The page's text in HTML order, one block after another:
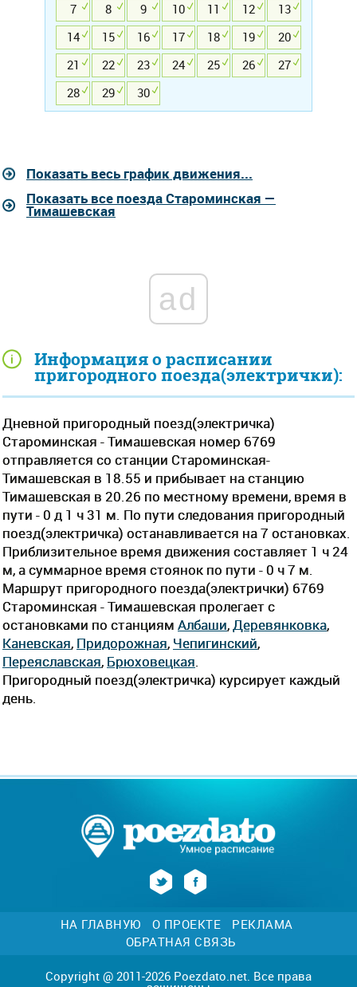
Информация о расписании
пригородного поезда(электрички):
Дневной пригородный поезд(электричка)
Староминская - Тимашевская номер 6769
отправляется со станции Староминская-
Тимашевская в 18.55 и прибывает на станцию
Тимашевская в 20.26 по местному времени, время в
пути - 0 д 1 ч 31 м. По пути следования пригородный
поезд(электричка) останавливается на 7 остановках.
Приблизительное время движения составляет 1 ч 24
м, а суммарное время стоянок по пути - 0 ч 7 м.
Маршрут пригородного поезда(электрички) 6769
Староминская - Тимашевская пролегает c
остановками по станциям Албаши, Деревянковка,
Каневская, Придорожная, Чепигинский,
Переяславская, Брюховецкая
Пригородный поезд(электричка) курсирует каждый
день.
7
8 9 10 11 12
13
14
15 16 17 18 19
20
21
22 23 24 25 26
27
28
29 30
Показать весь график движения...
Показать все поезда Староминская —
Тимашевская
ad
НА ГЛАВНУЮ О ПРОЕКТЕ
РЕКЛАМА
ОБРАТНАЯ СВЯЗЬ
Copyright @ 2011-2026 Poezdato.net. Все права